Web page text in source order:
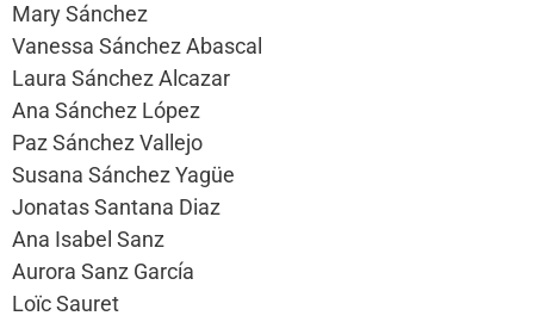
Mary Sánchez
Vanessa Sánchez Abascal
Laura Sánchez Alcazar
Ana Sánchez López
Paz Sánchez Vallejo
Susana Sánchez Yagüe
Jonatas Santana Diaz
Ana Isabel Sanz
Aurora Sanz García
Loïc Sauret